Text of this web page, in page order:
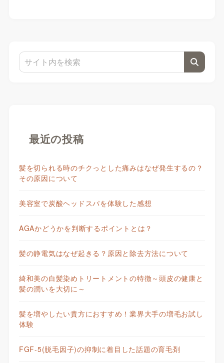
最近の投稿
髪を切られる時のチクっとした痛みはなぜ発生するの？
その原因について
美容室で炭酸ヘッドスパを体験した感想
AGAかどうかを判断するポイントとは？
髪の静電気はなぜ起きる？原因と除去方法について
綺和美の白髪染めトリートメントの特徴～頭皮の健康と
髪の潤いを大切に～
髪を増やしたい貴方におすすめ！業界大手の増毛お試し
体験
FGF-5(脱毛因子)の抑制に着目した話題の育毛剤